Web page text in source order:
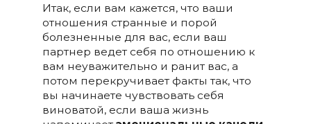
Итак, если вам кажется, что ваши
отношения странные и порой
болезненные для вас, если ваш
партнер ведет себя по отношению к
вам неуважительно и ранит вас, а
потом перекручивает факты так, что
вы начинаете чувствовать себя
виноватой, если ваша жизнь